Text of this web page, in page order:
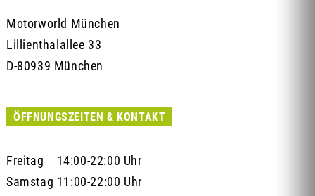
Motorworld München
Lillienthalallee 33
D-80939 München
ÖFFNUNGSZEITEN & KONTAKT
Freitag 14:00-22:00 Uhr
Samstag 11:00-22:00 Uhr